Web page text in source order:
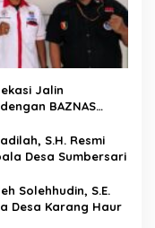
Jalin
BAZNAS
S.H. Resmi
Desa Sumbersari
Solehhudin, S.E.
Desa Karang Haur